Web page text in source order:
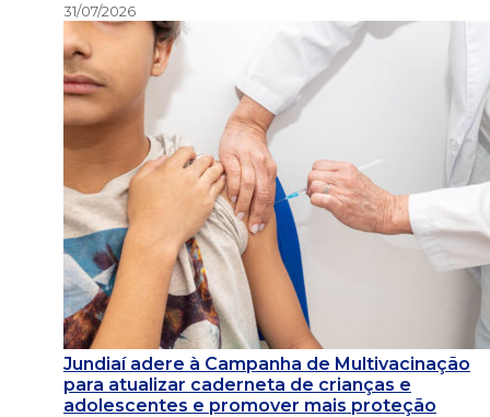
31/07/2026
Jundiaí adere à Campanha de Multivacinação
para atualizar caderneta de crianças e
adolescentes e promover mais proteção